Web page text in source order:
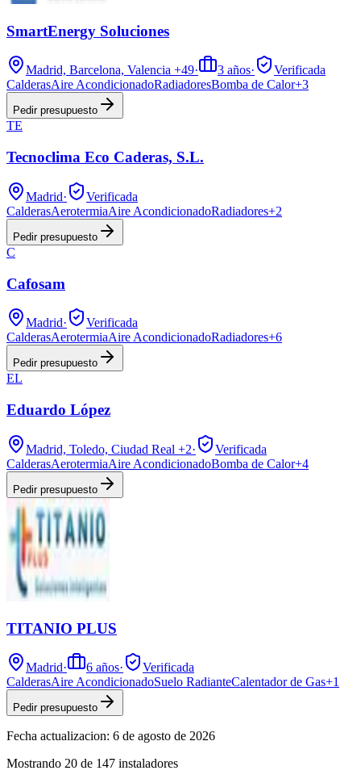
SmartEnergy Soluciones
Madrid, Barcelona, Valencia +49· 3 años·
Verificada
CalderasAire AcondicionadoRadiadoresBomba de Calor+3
Pedir presupuesto
TE
Tecnoclima Eco Caderas, S.L.
Madrid·
Verificada
CalderasAerotermiaAire AcondicionadoRadiadores+2
Pedir presupuesto
C
Cafosam
Madrid·
Verificada
CalderasAerotermiaAire AcondicionadoRadiadores+6
Pedir presupuesto
EL
Eduardo López
Madrid, Toledo, Ciudad Real +2·
Verificada
CalderasAerotermiaAire AcondicionadoBomba de Calor+4
Pedir presupuesto
TITANIO PLUS
Madrid· 6 años·
Verificada
CalderasAire AcondicionadoSuelo RadianteCalentador de Gas+1
Pedir presupuesto
Fecha actualizacion: 6 de agosto de 2026
Mostrando 20 de 147 instaladores